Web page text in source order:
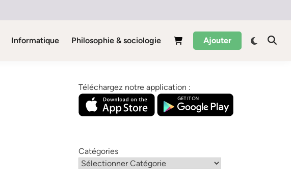
Informatique Philosophie & sociologie Ajouter
Téléchargez notre application :
Catégories